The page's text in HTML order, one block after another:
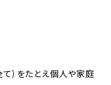
）をたとえ個人や家庭